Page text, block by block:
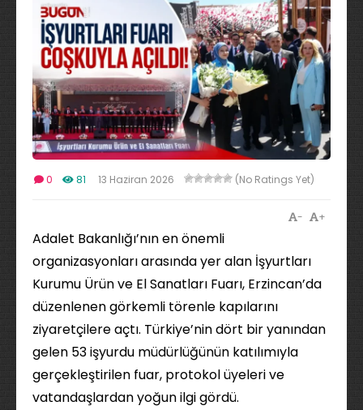
0 81 13 Haziran 2026 (No Ratings Yet)
+
-
Adalet Bakanlığı’nın en önemli
organizasyonları arasında yer alan İşyurtları
Kurumu Ürün ve El Sanatları Fuarı, Erzincan’da
düzenlenen görkemli törenle kapılarını
ziyaretçilere açtı. Türkiye’nin dört bir yanından
gelen 53 işyurdu müdürlüğünün katılımıyla
gerçekleştirilen fuar, protokol üyeleri ve
vatandaşlardan yoğun ilgi gördü.